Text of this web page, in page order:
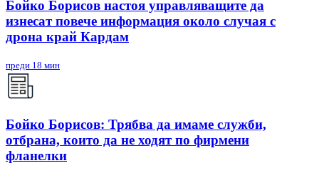
Бойко Борисов настоя управляващите да
изнесат повече информация около случая с
дрона край Кардам
преди 18 мин
Бойко Борисов: Трябва да имаме служби,
отбрана, които да не ходят по фирмени
фланелки